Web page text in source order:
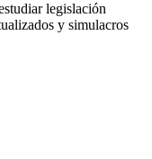
legislación
y simulacros